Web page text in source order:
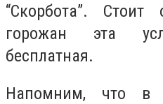
“Скорбота”.
горожан эта
бесплатная.
Напомним, что в